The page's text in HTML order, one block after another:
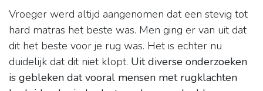
Vroeger werd altijd aangenomen dat een stevig tot
hard matras het beste was. Men ging er van uit dat
dit het beste voor je rug was. Het is echter nu
duidelijk dat dit niet klopt. Uit diverse onderzoeken
is gebleken dat vooral mensen met rugklachten